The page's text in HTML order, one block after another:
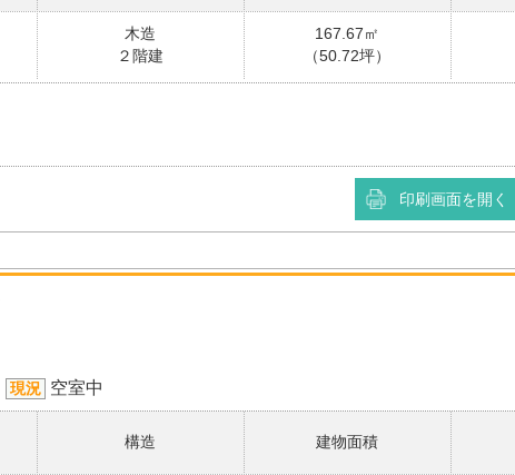
木造
２階建
167.67㎡
（50.72坪）
印刷画面を開く
現況 空室中
構造 建物面積